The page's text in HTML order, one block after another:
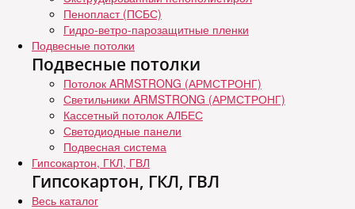
Пенопласт (ПСБС)
Гидро-ветро-парозащитные пленки
Подвесные потолки
Подвесные потолки
Потолок ARMSTRONG (АРМСТРОНГ)
Светильники ARMSTRONG (АРМСТРОНГ)
Кассетный потолок АЛБЕС
Светодиодные панели
Подвесная система
Гипсокартон, ГКЛ, ГВЛ
Гипсокартон, ГКЛ, ГВЛ
Весь каталог